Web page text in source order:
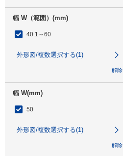
幅 W（範囲）(mm)
40.1～60
外形図/複数選択する(1)
解除
幅 W(mm)
50
外形図/複数選択する(1)
解除